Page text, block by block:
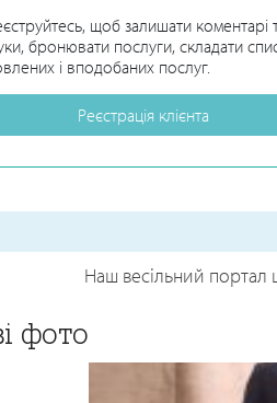
щоб залишати коментарі
бронювати послуги, складати
і вподобаних послуг.
Реєстрація клієнта
Наш весільний портал
фото